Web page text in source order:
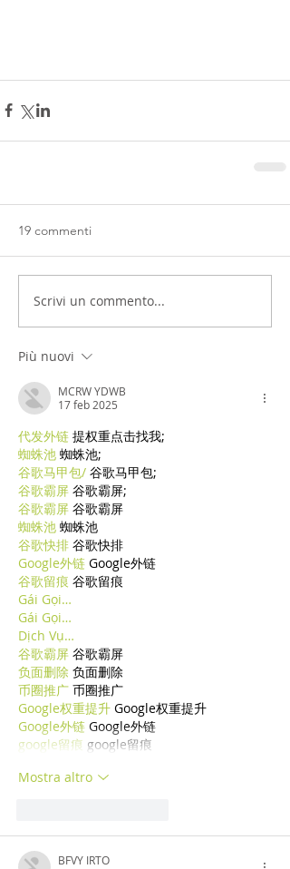
19 commenti
Scrivi un commento...
Più nuovi
MCRW YDWB
17 feb 2025
代发外链 提权重点击找我;
蜘蛛池 蜘蛛池;
谷歌马甲包/ 谷歌马甲包;
谷歌霸屏 谷歌霸屏;
谷歌霸屏 谷歌霸屏
蜘蛛池 蜘蛛池
谷歌快排 谷歌快排
Google外链 Google外链
谷歌留痕 谷歌留痕
Gái Gọi…
Gái Gọi…
Dịch Vụ…
谷歌霸屏 谷歌霸屏
负面删除 负面删除
币圈推广 币圈推广
Google权重提升 Google权重提升
Google外链 Google外链
google留痕 google留痕
Mostra altro
BFVY IRTO